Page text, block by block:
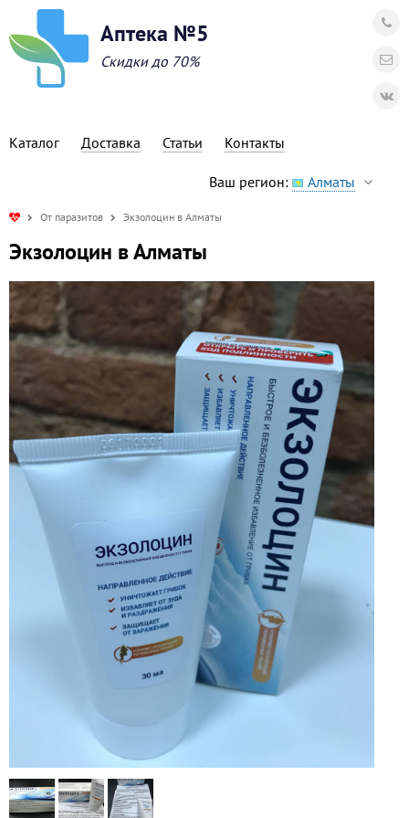
Аптека №5
Скидки до 70%
Каталог Доставка Статьи Контакты
Ваш регион: Алматы
От паразитов Экзолоцин в Алматы
Экзолоцин в Алматы